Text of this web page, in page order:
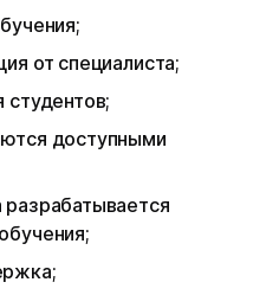
от специалиста;
студентов;
доступными